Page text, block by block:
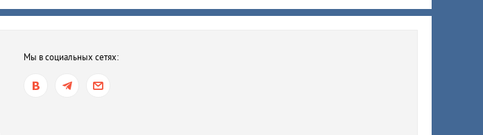
Мы в социальных сетях: